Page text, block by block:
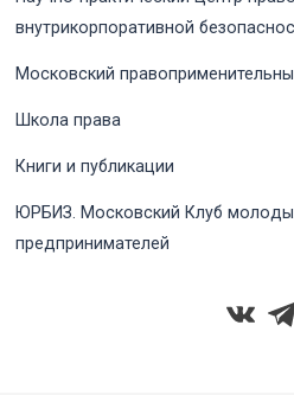
внутрикорпоративной
Московский
Школа права
Книги и публикации
ЮРБИЗ. Московский Клуб
предпринимателей